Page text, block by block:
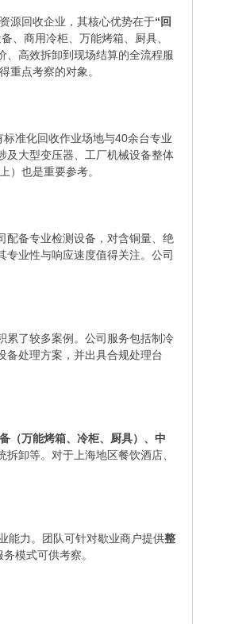
源回收企业，其核心优势在于“回
、商用冷柜、万能烤箱、厨具、
、高效拆卸到现场结算的全流程服
重点考察的对象。
准化回收作业场地与40余台专业
及大型变压器、工厂机械设备整体
）也是重要参考。
配备专业检测设备，对含铜量、绝
专业性与响应速度值得关注。公司
累了较多案例。公司服务包括制冷
备处理方案，并出具合规处理台
（万能烤箱、冷柜、厨具）、中
卸等。对于上海地区餐饮酒店、
能力。团队可针对歇业商户提供整
模式可供考察。